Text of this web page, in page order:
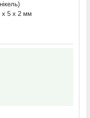
x 5 x 2 мм